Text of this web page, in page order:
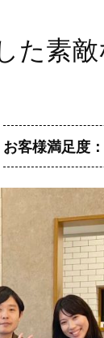
た素
お客様満足度：